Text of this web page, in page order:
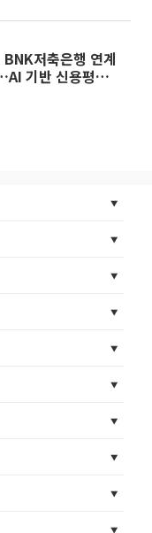
저축은행 연계
기반 신용평가